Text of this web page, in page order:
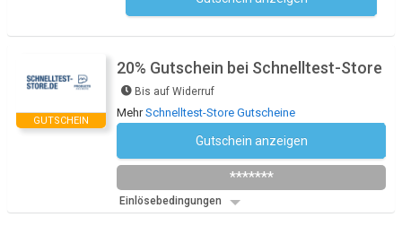
GUTSCHEIN
20% Gutschein bei Schnelltest-Store
Bis auf Widerruf
MehrSchnelltest-Store Gutscheine
Gutschein anzeigen
*******
Einlösebedingungen